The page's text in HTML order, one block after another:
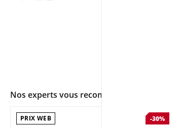
Nos experts vous recommandent
PRIX WEB -30%